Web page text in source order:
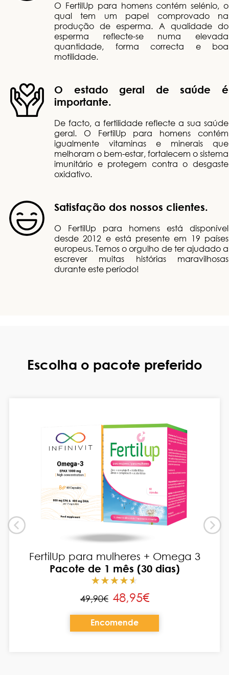
O FertilUp para homens contém selénio, o
qual tem um papel comprovado na
produção de esperma. A qualidade do
esperma reflecte-se numa elevada
quantidade, forma correcta e boa
motilidade.
O estado geral de saúde é
importante.
De facto, a fertilidade reflecte a sua saúde
geral. O FertilUp para homens contém
igualmente vitaminas e minerais que
melhoram o bem-estar, fortalecem o sistema
imunitário e protegem contra o desgaste
oxidativo.
Satisfação dos nossos clientes.
O FertilUp para homens está disponível
desde 2012 e está presente em 19 países
europeus. Temos o orgulho de ter ajudado a
escrever muitas histórias maravilhosas
durante este período!
Escolha o pacote preferido
FertilUp para mulheres + Omega 3
Pacote de 1 mês (30 dias)
49,90€ 48,95€
Encomende